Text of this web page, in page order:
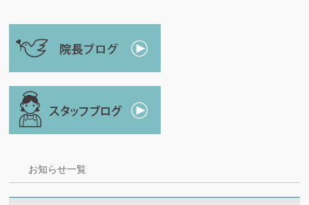
お知らせ一覧